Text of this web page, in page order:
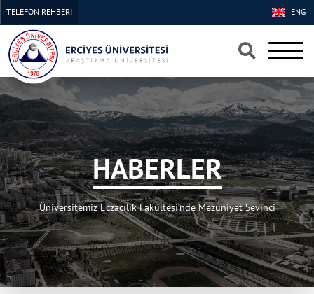
×
×
ENG
TELEFON REHBERİ
HABERLER
Üniversitemiz Eczacılık Fakültesi’nde Mezuniyet Sevinci